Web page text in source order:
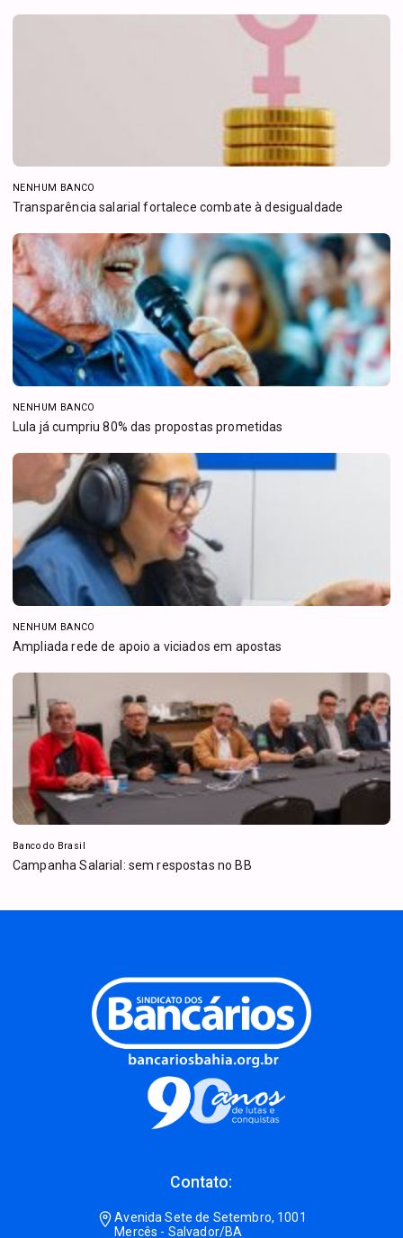
NENHUM BANCO
Transparência salarial fortalece combate à desigualdade
NENHUM BANCO
Lula já cumpriu 80% das propostas prometidas
NENHUM BANCO
Ampliada rede de apoio a viciados em apostas
Banco do Brasil
Campanha Salarial: sem respostas no BB
Contato:
Avenida Sete de Setembro, 1001
Mercês - Salvador/BA